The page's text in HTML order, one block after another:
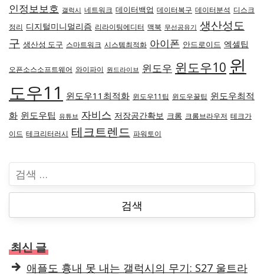
인정보보호 갤럭시 네트워크 데이터백업 데이터복구 데이터분석 디스크
정리 디지털미니멀리즘 리라이팅에디터 맥북 무선공유기 생산성도
구 생산성 도구 스마트워크 시스템최적화 아이폰 안드로이드 엑셀팁
오픈소스소프트웨어 와이파이 원드라이브 윈도우 윈도우10 윈
도우11 윈도우11최적화 윈도우11팁 윈도우꿀팁 윈도우최적
화 윈도우팁 유튜브 자비스 저장공간확보 크롬 크롬브라우저 테크가
이드 테크리터러시 테크트렌드 파워토이
검
색
최신 글
애플도 흉내 못 내는 갤럭시의 무기: S27 울트라